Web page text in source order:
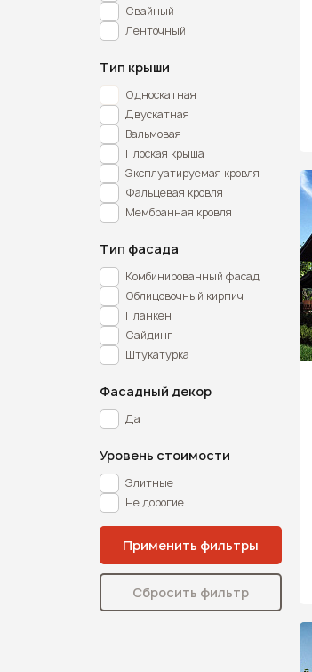
Свайный
Ленточный
Тип крыши
Односкатная
Двускатная
Вальмовая
Плоская крыша
Эксплуатируемая кровля
Фальцевая кровля
Мембранная кровля
Тип фасада
Комбинированный фасад
Облицовочный кирпич
Планкен
Сайдинг
Штукатурка
Фасадный декор
Да
Уровень стоимости
Элитные
Не дорогие
Сбросить фильтр